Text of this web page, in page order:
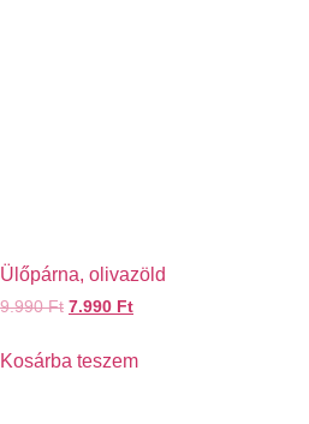
Ülőpárna, olivazöld
9.990Ft 7.990 Ft
Kosárba teszem